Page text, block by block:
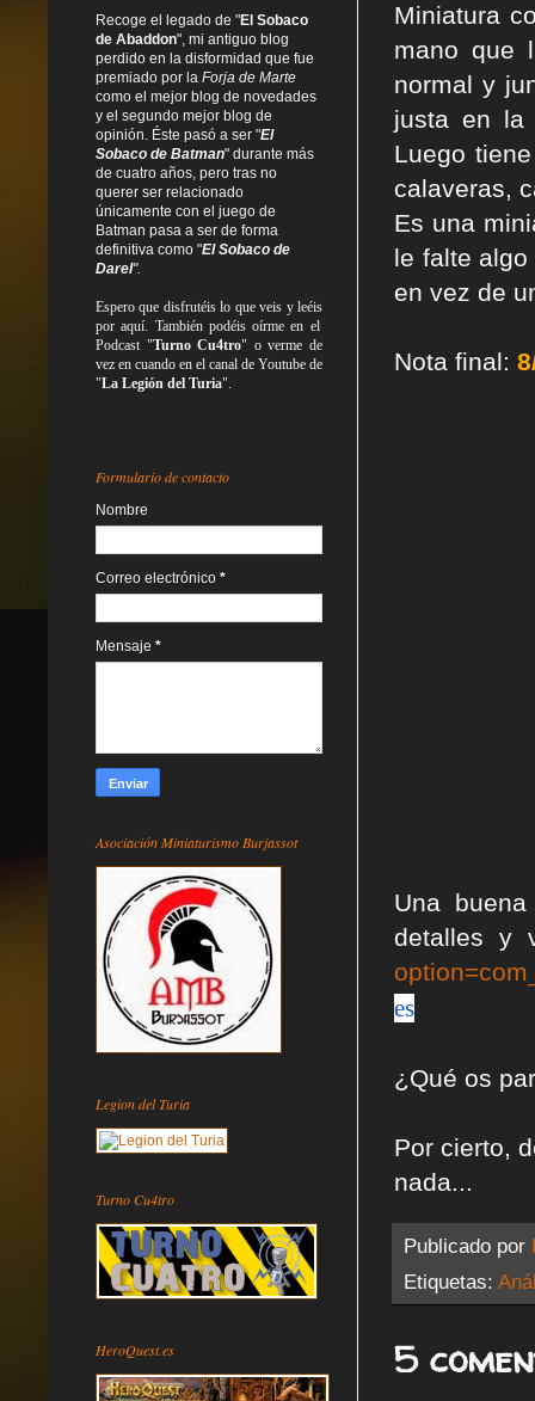
Miniatura
mano que
normal y
justa en la
Luego
calaveras,
Es una
le falte
en vez de
Nota final:
Una
detalles y
es
¿Qué os
Por cierto,
nada...
Publicado por
Etiquetas:
5
Recoge el legado de "El Sobaco
de Abaddon", mi antiguo blog
perdido en la disformidad que fue
premiado por la Forja de Marte
como el mejor blog de novedades
y el segundo mejor blog de
opinión. Éste pasó a ser "El
Sobaco de Batman" durante más
de cuatro años, pero tras no
querer ser relacionado
únicamente con el juego de
Batman pasa a ser de forma
definitiva como "El Sobaco de
Darel".
Espero que disfrutéis lo queveis yleéis
por aquí. También podéis oírme en el
Podcast "Turno Cu4tro" o verme de
vez en cuando en el canal de Youtube de
"La Legión del Turia".
Formulario de contacto
Nombre
Correo electrónico *
Mensaje *
Asociación Miniaturismo Burjassot
Legion del Turia
Turno Cu4tro
HeroQuest.es